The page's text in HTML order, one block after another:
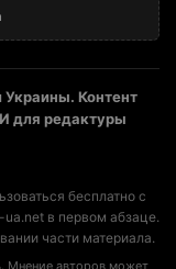
Контент
для редактуры
бесплатно с
ua.net в первом абзаце.
части материала.